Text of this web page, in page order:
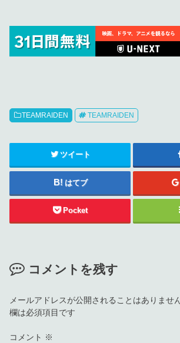
TEAMRAIDEN TEAMRAIDEN
ツイート
はてブ
Pocket
コメントを残す
メールアドレスが公開されることはありません
欄は必須項目です
コメント ※